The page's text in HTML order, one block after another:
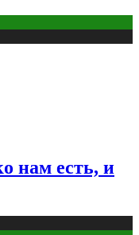
нам есть, и